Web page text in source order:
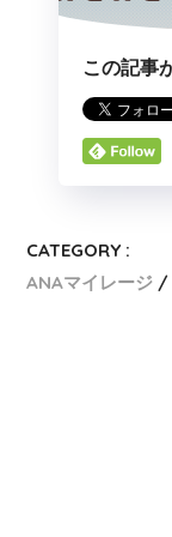
この記事
CATEGORY :
ANAマイレージ